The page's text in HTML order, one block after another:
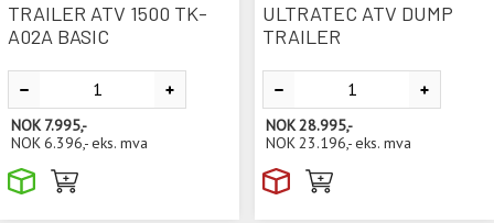
TRAILER ATV 1500 TK-
A02A BASIC
NOK 7.995,-
NOK 6.396,-eks. mva
ULTRATEC ATV DUMP
TRAILER
NOK 28.995,-
NOK 23.196,-eks. mva